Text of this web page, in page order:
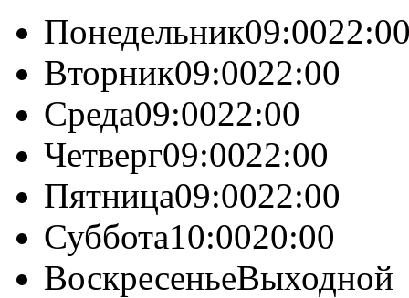
Вторник09:0022:00
Среда09:0022:00
Четверг09:0022:00
Пятница09:0022:00
Суббота10:0020:00
ВоскресеньеВыходной